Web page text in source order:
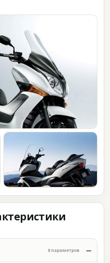
8 параметров